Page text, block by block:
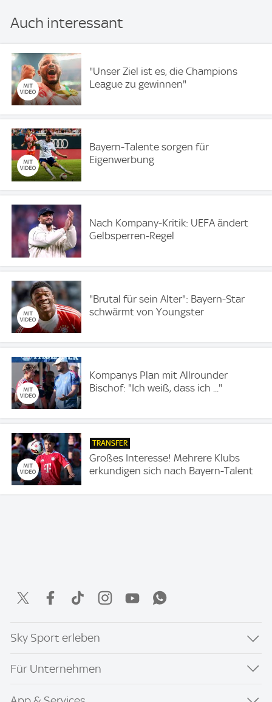
Auch interessant
"Unser Ziel ist es, die Champions
League zu gewinnen"
Bayern-Talente sorgen für
Eigenwerbung
Nach Kompany-Kritik: UEFA ändert
Gelbsperren-Regel
"Brutal für sein Alter": Bayern-Star
schwärmt von Youngster
Kompanys Plan mit Allrounder
Bischof: "Ich weiß, dass ich ..."
TRANSFER
Großes Interesse! Mehrere Klubs
erkundigen sich nach Bayern-Talent
Sky Sport erleben
Für Unternehmen